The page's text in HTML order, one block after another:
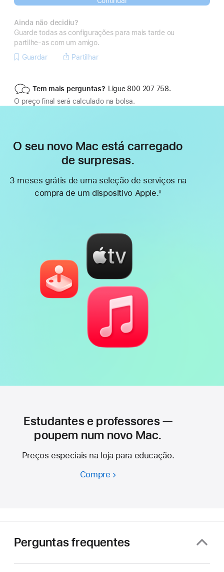
Ainda não decidiu?
Guarde todas as configurações para mais tarde ou
partilhe‑as com um amigo.
Guardar
Partilhar
Tem mais perguntas?
Ligue 800 207 758.
O preço final será calculado na bolsa.
O seu novo Mac está carregado
de surpresas.
3 meses grátis de uma seleção de serviços na
compra de um dispositivo Apple.◊
Estudantes e professores —
poupem num novo Mac.
Preços especiais na loja para educação.
Compre Estudantes
poupem
num
novo
Mac.
Perguntas frequentes